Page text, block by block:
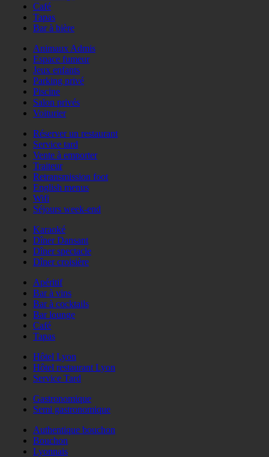
Café
Tapas
Bar à bière
Animaux Admis
Espace fumeur
Jeux enfants
Parking privé
Piscine
Salon privés
Voiturier
Réserver un restaurant
Service tard
Vente à emporter
Traiteur
Retransmission foot
English menus
Wifi
Séjours week-end
Karaoké
Dîner Dansant
Dîner spectacle
Dîner croisière
Apéritif
Bar à vins
Bar à cocktails
Bar lounge
Café
Tapas
Hôtel Lyon
Hôtel restaurant Lyon
Service Tard
Gastronomique
Semi gastronomique
Authentique bouchon
Bouchon
Lyonnais